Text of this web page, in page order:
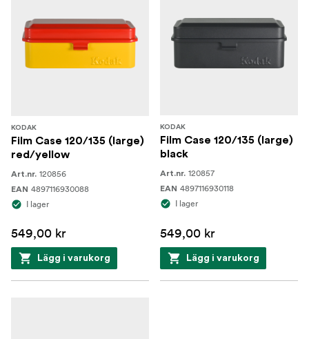
KODAK
Film Case 120/135 (large)
red/yellow
Art.nr. 120856
EAN 4897116930088
I lager
549,00 kr
Lägg i varukorg
KODAK
Film Case 120/135 (large)
black
Art.nr. 120857
EAN 4897116930118
I lager
549,00 kr
Lägg i varukorg